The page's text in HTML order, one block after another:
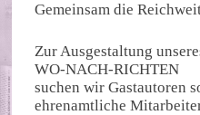
Gemeinsam die
Zur Ausgestaltung
WO-NACH-RICHTEN
suchen wir Gastautoren
ehrenamtliche